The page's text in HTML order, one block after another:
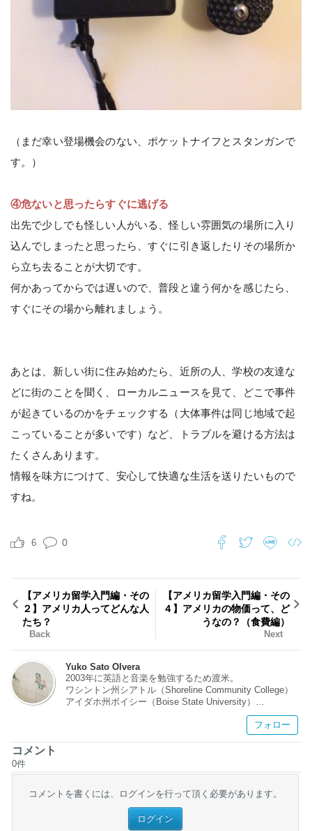
（まだ幸い登場機会のない、ポケットナイフとスタンガンで
す。）
④危ないと思ったらすぐに逃げる
出先で少しでも怪しい人がいる、怪しい雰囲気の場所に入り
込んでしまったと思ったら、すぐに引き返したりその場所か
ら立ち去ることが大切です。
何かあってからでは遅いので、普段と違う何かを感じたら、
すぐにその場から離れましょう。
あとは、新しい街に住み始めたら、近所の人、学校の友達な
どに街のことを聞く、ローカルニュースを見て、どこで事件
が起きているのかをチェックする（大体事件は同じ地域で起
こっていることが多いです）など、トラブルを避ける方法は
たくさんあります。
情報を味方につけて、安心して快適な生活を送りたいもので
すね。
6 0
【アメリカ留学入門編・その
２】アメリカ人ってどんな人
たち？
Back
【アメリカ留学入門編・その
４】アメリカの物価って、ど
うなの？（食費編）
Next
Yuko Sato Olvera
2003年に英語と音楽を勉強するため渡米。
ワシントン州シアトル（Shoreline Community College）
アイダホ州ボイシー（Boise State University）
テネシー州メンフィス（The University of Memphis）
アメリカ留学（とくに音楽留学）、アメリカ生活へのご質
フォロー
コメント
0件
コメントを書くには、ログインを行って頂く必要があります。
ログイン